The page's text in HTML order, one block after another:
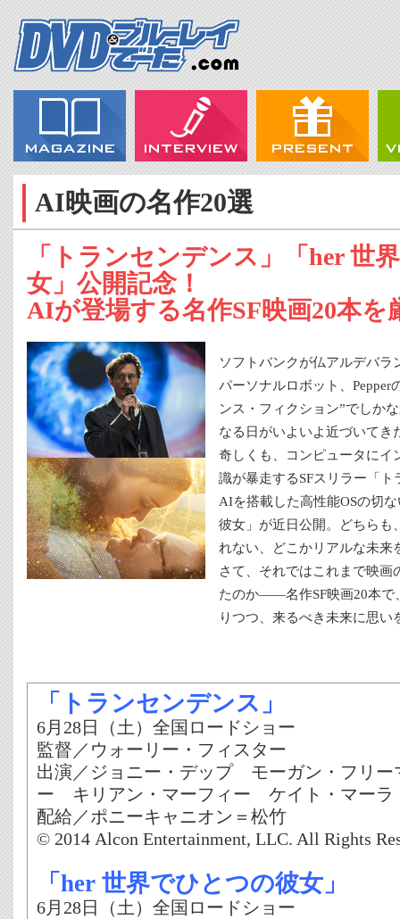
AI映画の名作20選
「トランセンデンス」「her 世
女」公開記念！
AIが登場する名作SF映画20本を
ソフトバンクが仏アルデバ
パーソナルロボット、Pepper
ンス・フィクション”でしか
なる日がいよいよ近づいて
奇しくも、コンピュータにイ
識が暴走するSFスリラー「
AIを搭載した高性能OSの切
彼女」が近日公開。どちらも
れない、どこかリアルな未来
さて、それではこれまで映
たのか――名作SF映画20本で
りつつ、来るべき未来に思い
「トランセンデンス」
6月28日（土）全国ロードショー
監督／ウォーリー・フィスター
出演／ジョニー・デップ モーガン・フリ
ー キリアン・マーフィー ケイト・マーラ
配給／ポニーキャニオン＝松竹
© 2014 Alcon Entertainment, LLC. All Rights
「her 世界でひとつの彼女」
6月28日（土）全国ロードショー